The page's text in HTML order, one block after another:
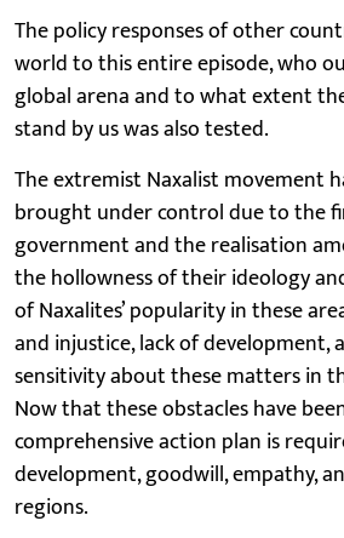
The policy responses of other
world to this entire episode, who
global arena and to what extent
stand by us was also tested.
The extremist Naxalist movement
brought under control due to the
government and the realisation
the hollowness of their ideology
of Naxalites’ popularity in these
and injustice, lack of development,
sensitivity about these matters in
Now that these obstacles have
comprehensive action plan is
development, goodwill, empathy,
regions.